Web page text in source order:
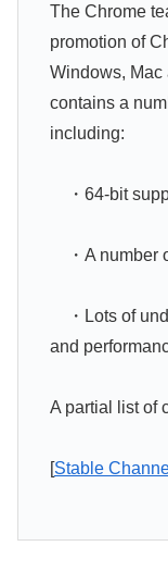
The Chrome
promotion of
Windows, Mac
contains a
including:
・64-bit
・A number
・Lots of
and
A partial list of
[Stable